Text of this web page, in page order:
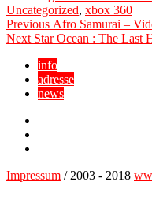
Uncategorized, xbox 360
Previous Previous
post:
Afro Samurai –
Next Next
Star Ocean : The Last
info
adresse
news
Impressum / 2003 - 2018